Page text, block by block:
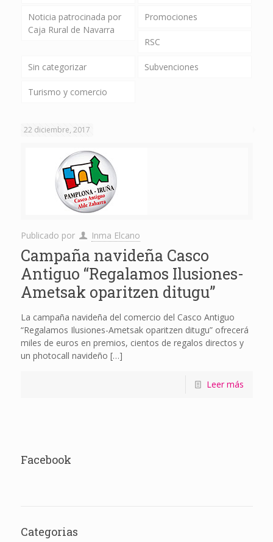
Noticia patrocinada por
Caja Rural de Navarra
Promociones
RSC
Sin categorizar Subvenciones
Turismo y comercio
22 diciembre, 2017
Publicado por Inma Elcano
Campaña navideña Casco
Antiguo “Regalamos Ilusiones-
Ametsak oparitzen ditugu”
La campaña navideña del comercio del Casco Antiguo
“Regalamos Ilusiones-Ametsak oparitzen ditugu” ofrecerá
miles de euros en premios, cientos de regalos directos y
un photocall navideño […]
Leer más
Facebook
Categorias